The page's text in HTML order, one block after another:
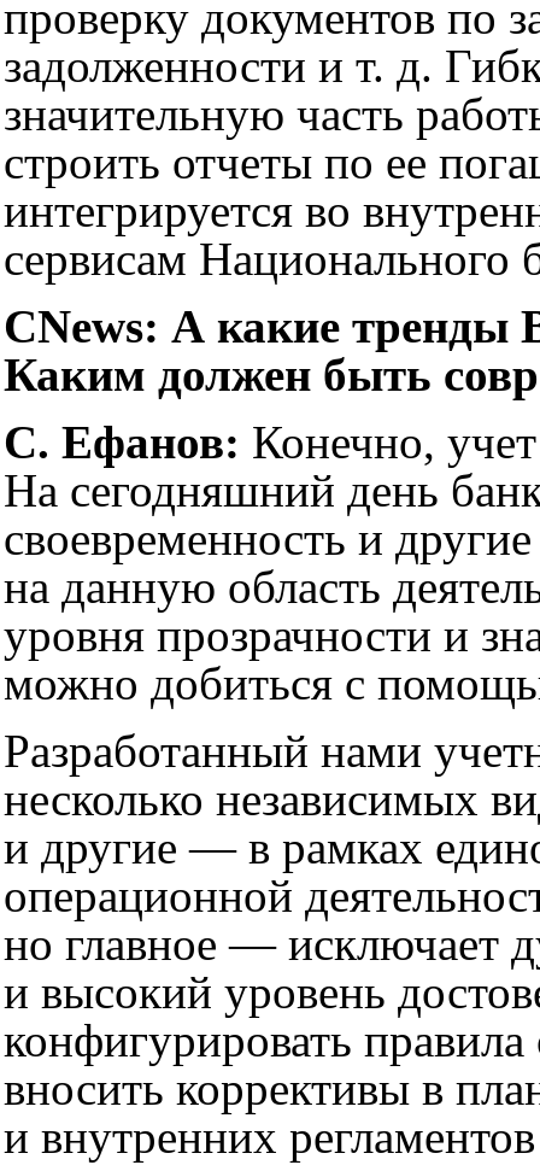
проверку документов по
задолженности и т. д.
значительную часть
строить отчеты по ее
интегрируется во
сервисам
CNews: А какие тренды
Каким должен быть
С. Ефанов: Конечно,
На сегодняшний день
своевременность и
на данную область
уровня прозрачности и
можно добиться с
Разработанный нами
несколько независимых
и другие — в рамках
операционной
но главное — исключает
и высокий уровень
конфигурировать
вносить коррективы в
и внутренних